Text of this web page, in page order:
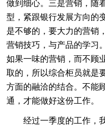
做到细心。三是营销，随
型，紧跟银行发展方向的
是不够的，要大力的营销
营销技巧，与产品的学习
如果一味的营销，而不顾
取的，所以综合柜员就是
方面的融洽的结合。不能
通，才能做好这份工作。
经过一季度的工作，